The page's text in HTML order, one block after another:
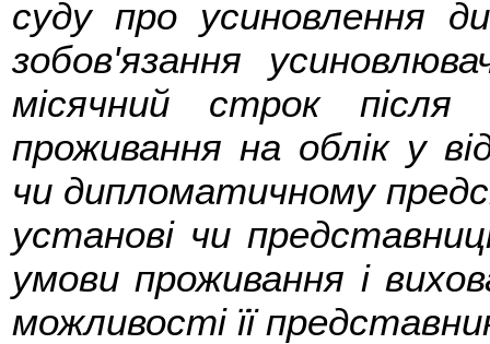
суду про усиновлення
зобов'язання
місячний строк після
проживання на облік у
чи дипломатичному
установі чи
умови проживання і
можливості її